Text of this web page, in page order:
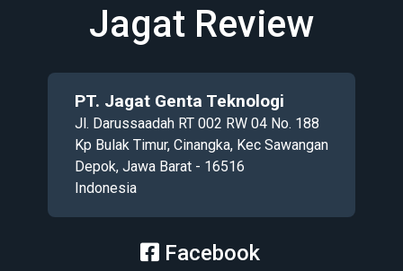
Jagat Review
PT. Jagat Genta Teknologi
Jl. Darussaadah RT 002 RW 04 No. 188
Kp Bulak Timur, Cinangka, Kec Sawangan
Depok, Jawa Barat - 16516
Indonesia
Facebook